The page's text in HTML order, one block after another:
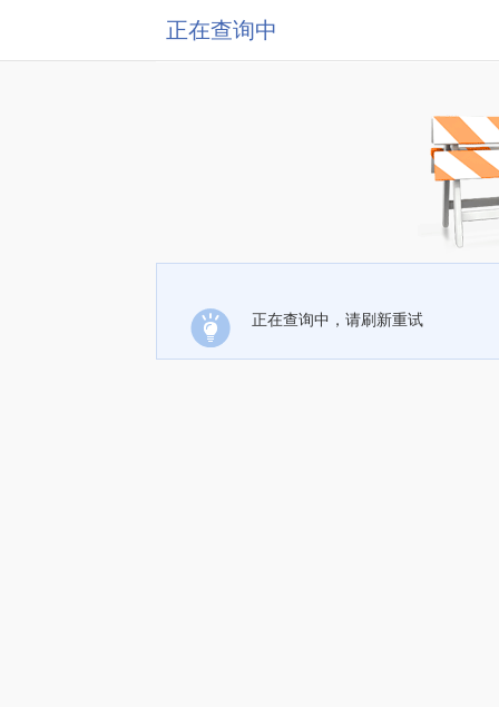
正在查询中
正在查询中，请刷新重试